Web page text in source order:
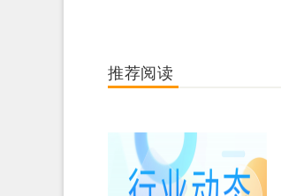
推荐阅读